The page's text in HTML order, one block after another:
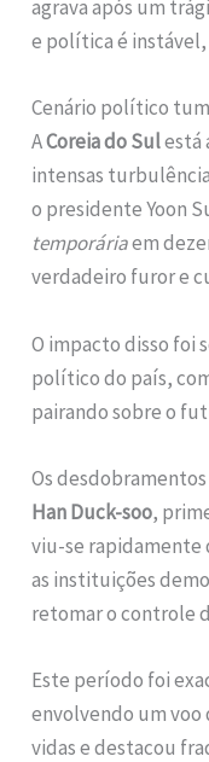
agrava após um
e política é
Cenário político
ACoreia do Sulestá
intensas
o presidente Yoon
temporáriaem
verdadeiro furor e
O impacto disso foi
político do país,
pairando sobre o
Os
Han Duck-soo,
viu-se
as instituições
retomar o controle
Este período foi
envolvendo um voo
vidas e destacou